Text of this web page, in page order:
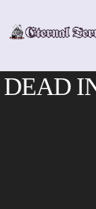
DEAD